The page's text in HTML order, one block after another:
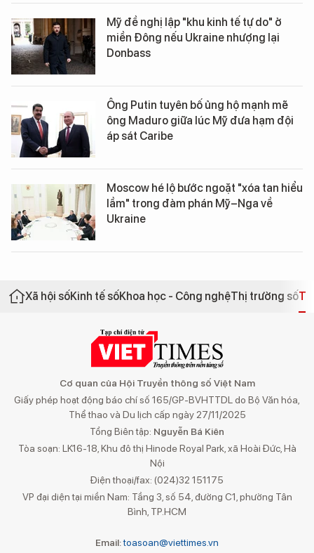
Mỹ đề nghị lập "khu kinh tế tự do" ở
miền Đông nếu Ukraine nhượng lại
Donbass
Ông Putin tuyên bố ủng hộ mạnh mẽ
ông Maduro giữa lúc Mỹ đưa hạm đội
áp sát Caribe
Moscow hé lộ bước ngoặt "xóa tan hiểu
lầm" trong đàm phán Mỹ–Nga về
Ukraine
Xã hội sốKinh tế sốKhoa học - Công nghệThị trường số
Cơ quan của Hội Truyền thông số Việt Nam
Giấy phép hoạt động báo chí số 165/GP-BVHTTDL do Bộ Văn hóa,
Thể thao và Du lịch cấp ngày 27/11/2025
Tổng Biên tập: Nguyễn Bá Kiên
Tòa soạn: LK16-18, Khu đô thị Hinode Royal Park, xã Hoài Đức, Hà
Nội
Điện thoại/fax: (024)32 151175
VP đại diện tại miền Nam: Tầng 3, số 54, đường C1, phường Tân
Bình, TP.HCM
Email:toasoan@viettimes.vn